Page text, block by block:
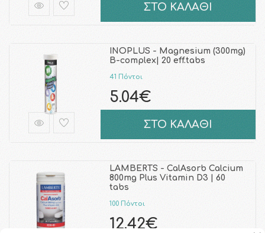
ΣΤΟ ΚΑΛΑΘΙ
INOPLUS - Magnesium (300mg)
B-complex| 20 eff.tabs
41 Πόντοι
5.04€
ΣΤΟ ΚΑΛΑΘΙ
LAMBERTS - CalAsorb Calcium
800mg Plus Vitamin D3 | 60
tabs
100 Πόντοι
12.42€